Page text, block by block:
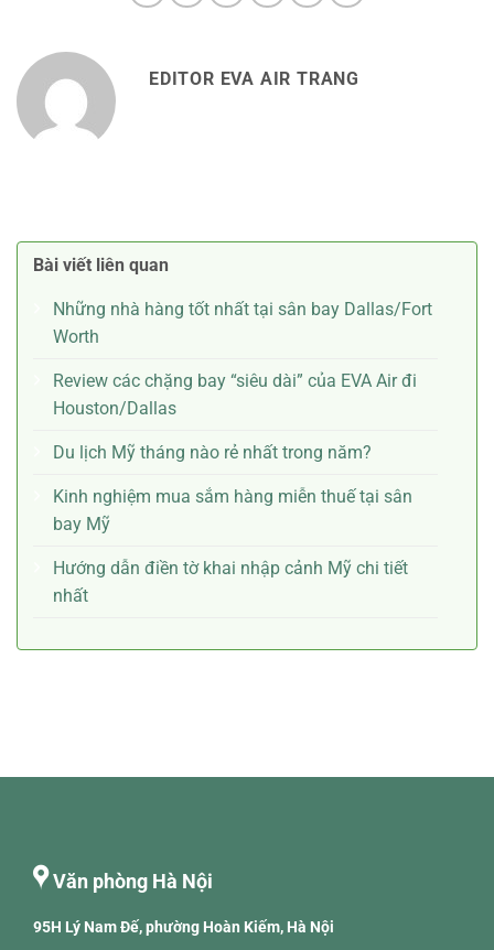
EDITOR EVA AIR TRANG
Bài viết liên quan
Những nhà hàng tốt nhất tại sân bay Dallas/Fort
Worth
Review các chặng bay “siêu dài” của EVA Air đi
Houston/Dallas
Du lịch Mỹ tháng nào rẻ nhất trong năm?
Kinh nghiệm mua sắm hàng miễn thuế tại sân
bay Mỹ
Hướng dẫn điền tờ khai nhập cảnh Mỹ chi tiết
nhất
Văn phòng Hà Nội
95H Lý Nam Đế, phường Hoàn Kiếm, Hà Nội